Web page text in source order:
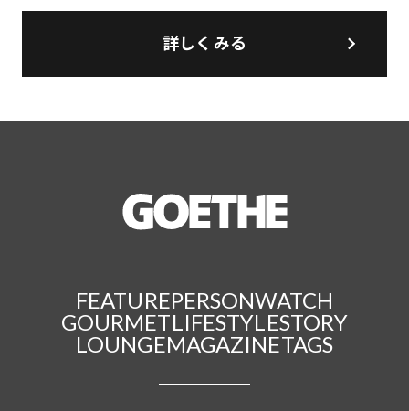
詳しくみる
FEATUREPERSONWATCH
GOURMETLIFESTYLESTORY
LOUNGEMAGAZINETAGS